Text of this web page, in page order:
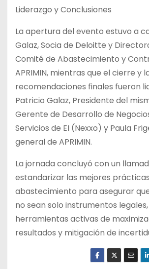
Liderazgo y Conclusiones
La apertura del evento estuvo a
Galaz, Socia de Deloitte y
Comité de Abastecimiento y
APRIMIN, mientras que el cierre y
recomendaciones finales fueron
Patricio Galaz, Presidente del
Gerente de Desarrollo de
Servicios de EI (Nexxo) y Paula
general de APRIMIN.
La jornada concluyó con un
estandarizar las mejores
abastecimiento para asegurar
no sean solo instrumentos legales,
herramientas activas de
resultados y mitigación de